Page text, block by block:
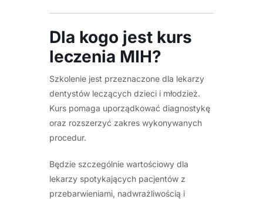
Dla kogo jest kurs
leczenia MIH?
Szkolenie jest przeznaczone dla lekarzy
dentystów leczących dzieci i młodzież.
Kurs pomaga uporządkować diagnostykę
oraz rozszerzyć zakres wykonywanych
procedur.
Będzie szczególnie wartościowy dla
lekarzy spotykających pacjentów z
przebarwieniami, nadwrażliwością i